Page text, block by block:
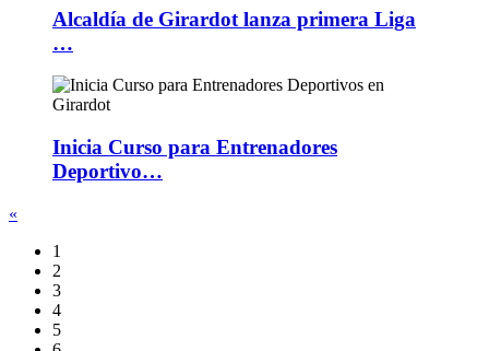
Alcaldía de Girardot lanza primera Liga
…
Inicia Curso para Entrenadores
Deportivo…
«
1
2
3
4
5